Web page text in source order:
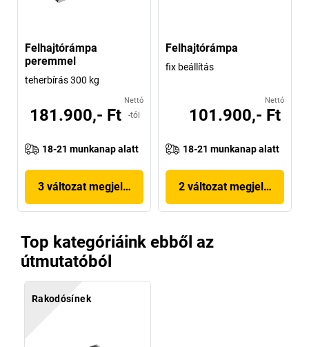
Felhajtórámpa
peremmel
teherbírás 300 kg
Nettó
181.900,- Ft -tól
18-21 munkanap alatt
3 változat megjelenítése
Felhajtórámpa
fix beállítás
Nettó
101.900,- Ft
18-21 munkanap alatt
2 változat megjelenítése
Top kategóriáink ebből az
útmutatóból
Rakodósínek